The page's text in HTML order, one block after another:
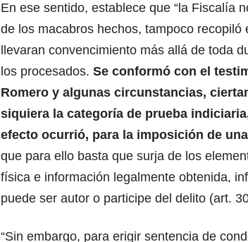
En ese sentido, establece que “la Fiscalía
de los macabros hechos, tampoco
llevaran convencimiento más allá de toda
los procesados. Se conformó con el
Romero y algunas circunstancias,
siquiera la categoría de prueba
efecto ocurrió, para la imposición de
que para ello basta que surja de los
física e información legalmente obtenida,
puede ser autor o participe del delito (art.
“Sin embargo, para erigir sentencia de